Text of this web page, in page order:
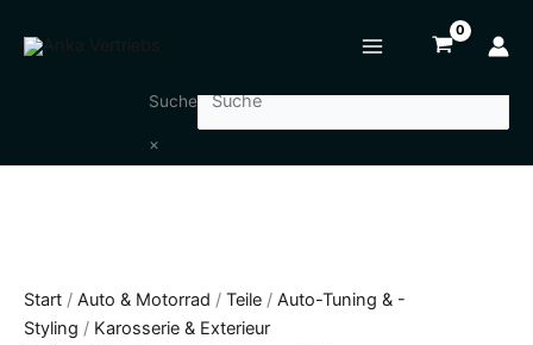
Inhalt
Suche
×
Start / Auto & Motorrad / Teile / Auto-Tuning & -
Styling / Karosserie & Exterieur
Ladekantenschutz
Menge